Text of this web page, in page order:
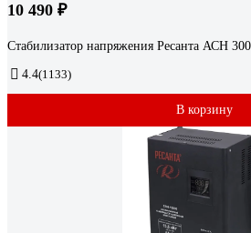
10 490 ₽
Стабилизатор напряжения Ресанта АСН
4.4(1133)
В корзину